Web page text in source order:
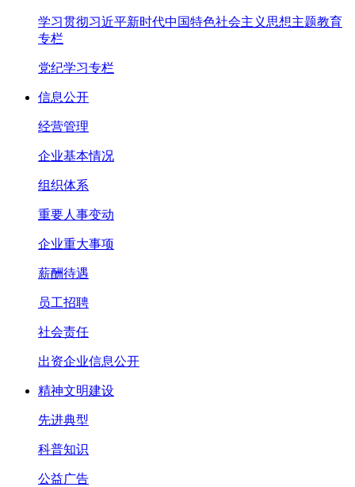
学习贯彻习近平新时代中国特色社会主义思想主题教育
专栏
党纪学习专栏
信息公开
经营管理
企业基本情况
组织体系
重要人事变动
企业重大事项
薪酬待遇
员工招聘
社会责任
出资企业信息公开
精神文明建设
先进典型
科普知识
公益广告